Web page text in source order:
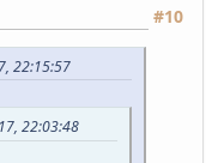
#10
22:15:57
22:03:48